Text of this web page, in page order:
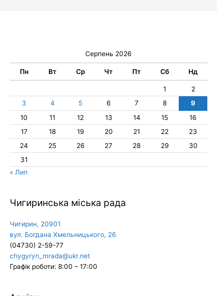
Серпень 2026
Пн Вт Ср Чт Пт Сб Нд
1
2
3
4 5 6 7 8
9
10
11 12 13 14 15
16
17
18 19 20 21 22
23
24
25 26 27 28 29
30
31
« Лип
Чигиринська міська рада
Чигирин, 20901
вул. Богдана Хмельницького, 26
(04730) 2-59-77
chygyryn_mrada@ukr.net
Графік роботи: 8:00 – 17:00